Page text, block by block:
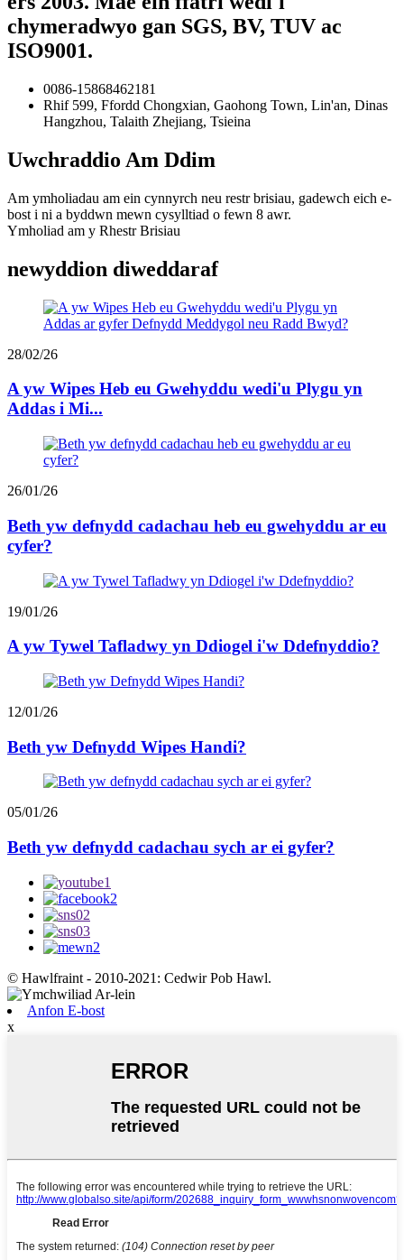
chymeradwyo gan SGS, BV, TUV ac
ISO9001.
0086-15868462181
Rhif 599, Ffordd Chongxian, Gaohong Town, Lin'an, Dinas
Hangzhou, Talaith Zhejiang, Tsieina
Uwchraddio Am Ddim
Am ymholiadau am ein cynnyrch neu restr brisiau, gadewch eich e-
bost i ni a byddwn mewn cysylltiad o fewn 8 awr.
Ymholiad am y Rhestr Brisiau
newyddion diweddaraf
28/02/26
A yw Wipes Heb eu Gwehyddu wedi'u Plygu yn
Addas i Mi...
26/01/26
Beth yw defnydd cadachau heb eu gwehyddu ar eu
cyfer?
19/01/26
A yw Tywel Tafladwy yn Ddiogel i'w Ddefnyddio?
12/01/26
Beth yw Defnydd Wipes Handi?
05/01/26
Beth yw defnydd cadachau sych ar ei gyfer?
© Hawlfraint - 2010-2021: Cedwir Pob Hawl.
Anfon E-bost
x